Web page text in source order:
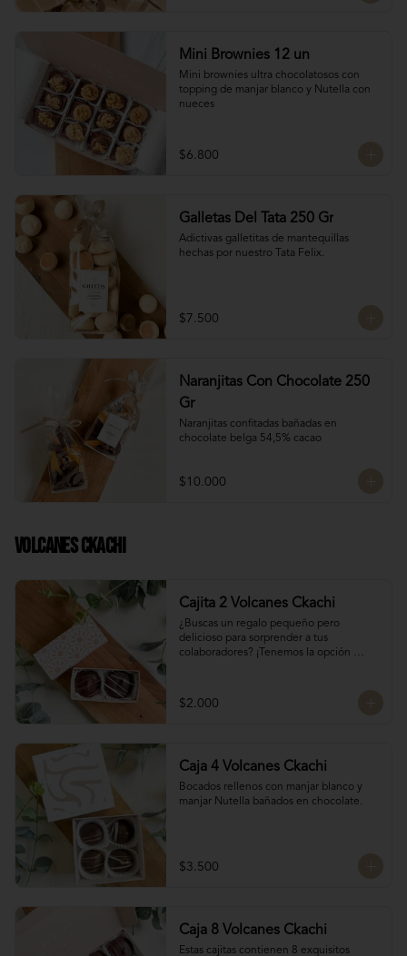
Mini Brownies 12 un
Mini brownies ultra chocolatosos con
topping de manjar blanco y Nutella con
nueces
$6.800
Galletas Del Tata 250 Gr
Adictivas galletitas de mantequillas
hechas por nuestro Tata Felix.
$7.500
Naranjitas Con Chocolate 250
Gr
Naranjitas confitadas bañadas en
chocolate belga 54,5% cacao
$10.000
Volcanes Ckachi
Cajita 2 Volcanes Ckachi
¿Buscas un regalo pequeño pero
delicioso para sorprender a tus
colaboradores? ¡Tenemos la opción
Manjar Blanco
Manjar Nutella
$2.000
Caja 4 Volcanes Ckachi
Bocados rellenos con manjar blanco y
manjar Nutella bañados en chocolate.
$3.500
Caja 8 Volcanes Ckachi
Estas cajitas contienen 8 exquisitos